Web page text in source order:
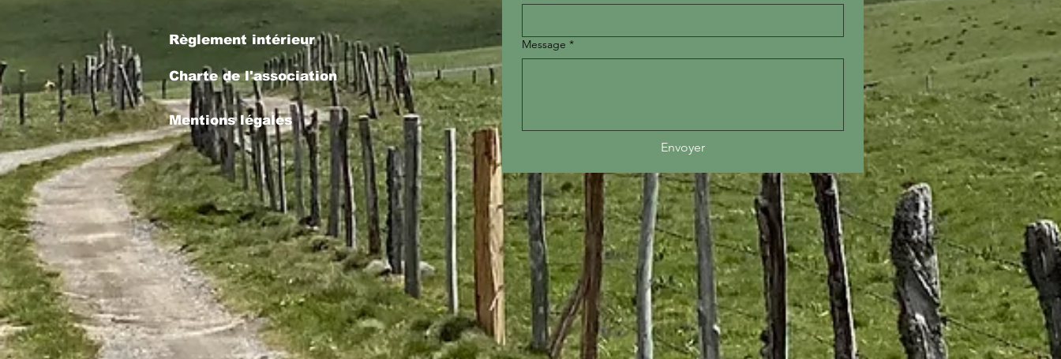
Règlement intérieur
Charte de l'association
Mentions légales
Message *
Envoyer